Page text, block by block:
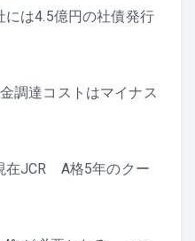
は4.5億円の社債発行
調達コストはマイナス
在JCR A格5年のクー